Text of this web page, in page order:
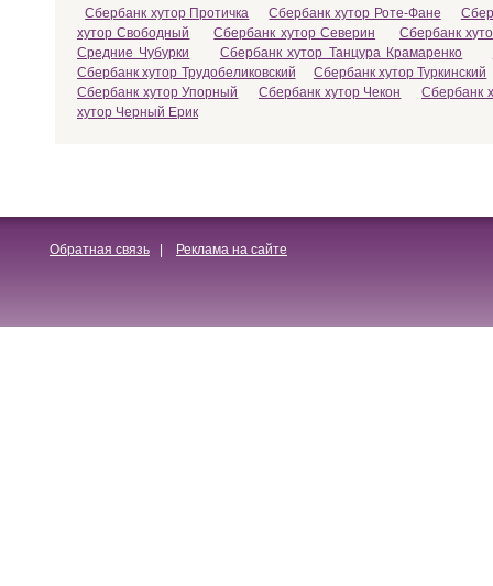
Сбербанк хутор Протичка
Сбербанк хутор Роте-Фане
хутор Свободный
Сбербанк хутор Северин
Сбербанк
Средние Чубурки
Сбербанк хутор Танцура Крамаренко
Сбербанк хутор Трудобеликовский
Сбербанк хутор Туркинский
Сбербанк хутор Упорный
Сбербанк хутор Чекон
Сбербанк
хутор Черный Ерик
Обратная связь Реклама на сайте